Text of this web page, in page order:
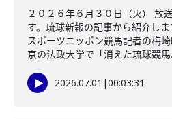
２０２６年６月３０日（火） 放
す。琉球新報の記事から紹介し
スポーツニッポン競馬記者の梅
京の法政大学で「消えた琉球競馬
2026.07.01 |00:03:31